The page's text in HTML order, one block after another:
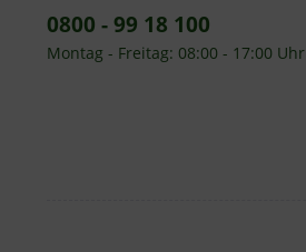
0800 - 99 18 100
Montag - Freitag: 08:00 - 17:00 Uhr